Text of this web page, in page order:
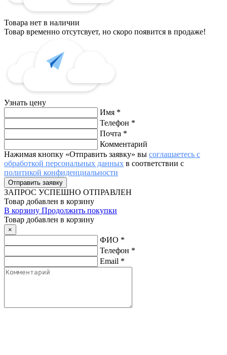
Товара нет в наличии
Товар временно отсутсвует, но скоро появится в продаже!
Узнать цену
Имя *
Телефон *
Почта *
Комментарий
Нажимая кнопку «Отправить заявку» вы соглашаетесь с
обработкой персональных данных в соответствии с
политикой конфиденциальности
ЗАПРОС УСПЕШНО ОТПРАВЛЕН
Товар добавлен в корзину
В корзину Продолжить покупки
Товар добавлен в корзину
×
ФИО *
Телефон *
Email *